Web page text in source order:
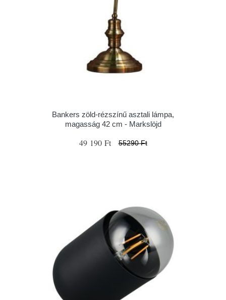
Bankers zöld-rézszínű asztali lámpa,
magasság 42 cm - Markslöjd
49 190 Ft 55290 Ft